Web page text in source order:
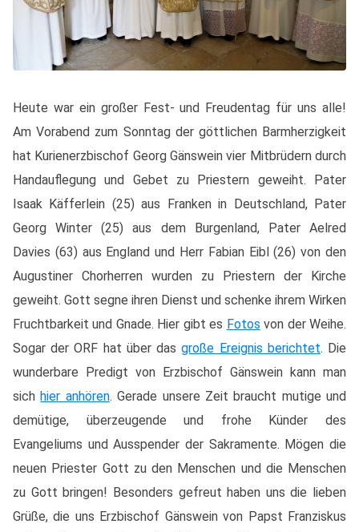
Heute war ein großer Fest- und Freudentag für uns alle!
Am Vorabend zum Sonntag der göttlichen Barmherzigkeit
hat Kurienerzbischof Georg Gänswein vier Mitbrüdern durch
Handauflegung und Gebet zu Priestern geweiht. Pater
Isaak Käfferlein (25) aus Franken in Deutschland, Pater
Georg Winter (25) aus dem Burgenland, Pater Aelred
Davies (63) aus England und Herr Fabian Eibl (26) von den
Augustiner Chorherren wurden zu Priestern der Kirche
geweiht. Gott segne ihren Dienst und schenke ihrem Wirken
Fruchtbarkeit und Gnade. Hier gibt es Fotos von der Weihe.
Sogar der ORF hat über dasgroße Ereignis berichtet. Die
wunderbare Predigt von Erzbischof Gänswein kann man
sichhier anhören. Gerade unsere Zeit braucht mutige und
demütige, überzeugende und frohe Künder des
Evangeliums und Ausspender der Sakramente. Mögen die
neuen Priester Gott zu den Menschen und die Menschen
zu Gott bringen! Besonders gefreut haben uns die lieben
Grüße, die uns Erzbischof Gänswein von Papst Franziskus